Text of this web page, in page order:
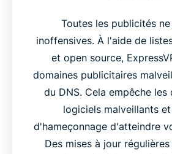
Toutes les publicités
inoffensives. À l'aide de
et open source,
domaines publicitaires
du DNS. Cela empêche les
logiciels malveillants
d'hameçonnage d'atteindre
Des mises à jour